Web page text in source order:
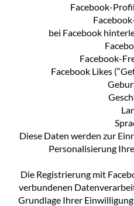
Facebook-
bei Facebook
Facebook-
Facebook Likes
Diese Daten werden zur
Personalisierung
Die Registrierung mit
verbundenen
Grundlage Ihrer